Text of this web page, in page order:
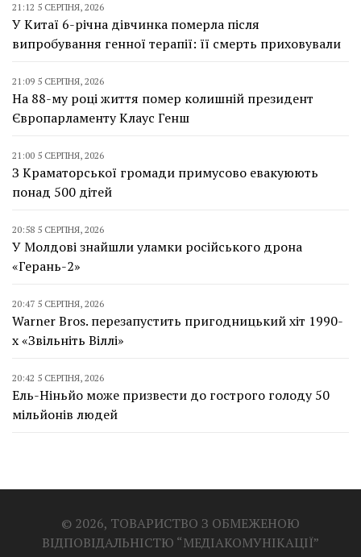
21:12 5 СЕРПНЯ, 2026
У Китаї 6-річна дівчинка померла після
випробування генної терапії: її смерть приховували
21:09 5 СЕРПНЯ, 2026
На 88-му році життя помер колишній президент
Європарламенту Клаус Генш
21:00 5 СЕРПНЯ, 2026
З Краматорської громади примусово евакуюють
понад 500 дітей
20:58 5 СЕРПНЯ, 2026
У Молдові знайшли уламки російського дрона
«Герань-2»
20:47 5 СЕРПНЯ, 2026
Warner Bros. перезапустить пригодницький хіт 1990-
х «Звільніть Віллі»
20:42 5 СЕРПНЯ, 2026
Ель-Ніньйо може призвести до гострого голоду 50
мільйонів людей
© 2026, ТОВАРИСТВО З ОБМЕЖЕНОЮ
ВІДПОВІДАЛЬНІСТЮ “МЕДІАКОМУНІКАЦІЇ”